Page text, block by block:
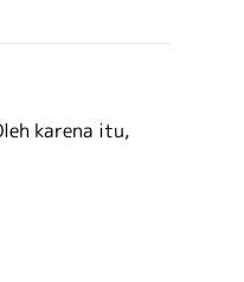
karena itu,